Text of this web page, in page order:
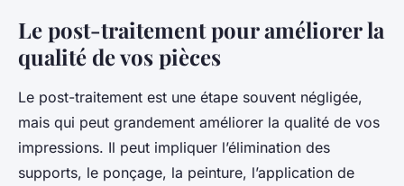
Le post-traitement pour améliorer la
qualité de vos pièces
Le post-traitement est une étape souvent négligée,
mais qui peut grandement améliorer la qualité de vos
impressions. Il peut impliquer l’élimination des
supports, le ponçage, la peinture, l’application de